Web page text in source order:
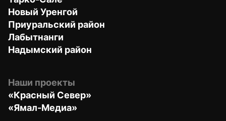
Новый Уренгой
Приуральский район
Лабытнанги
Надымский район
Наши проекты
«Красный Север»
«Ямал-Медиа»